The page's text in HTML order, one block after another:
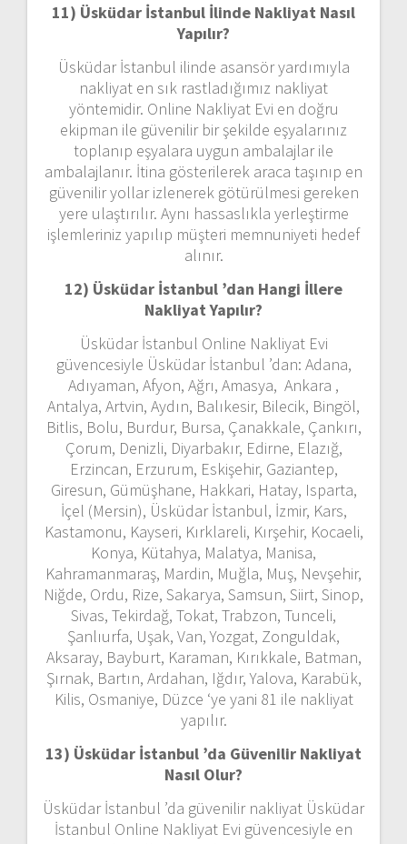
11) Üsküdar İstanbul İlinde Nakliyat Nasıl
Yapılır?
Üsküdar İstanbul ilinde asansör yardımıyla
nakliyat en sık rastladığımız nakliyat
yöntemidir. Online Nakliyat Evi en doğru
ekipman ile güvenilir bir şekilde eşyalarınız
toplanıp eşyalara uygun ambalajlar ile
ambalajlanır. İtina gösterilerek araca taşınıp en
güvenilir yollar izlenerek götürülmesi gereken
yere ulaştırılır. Aynı hassaslıkla yerleştirme
işlemleriniz yapılıp müşteri memnuniyeti hedef
alınır.
12) Üsküdar İstanbul ’dan Hangi İllere
Nakliyat Yapılır?
Üsküdar İstanbul Online Nakliyat Evi
güvencesiyle Üsküdar İstanbul ’dan: Adana,
Adıyaman, Afyon, Ağrı, Amasya, Ankara ,
Antalya, Artvin, Aydın, Balıkesir, Bilecik, Bingöl,
Bitlis, Bolu, Burdur, Bursa, Çanakkale, Çankırı,
Çorum, Denizli, Diyarbakır, Edirne, Elazığ,
Erzincan, Erzurum, Eskişehir, Gaziantep,
Giresun, Gümüşhane, Hakkari, Hatay, Isparta,
İçel (Mersin), Üsküdar İstanbul, İzmir, Kars,
Kastamonu, Kayseri, Kırklareli, Kırşehir, Kocaeli,
Konya, Kütahya, Malatya, Manisa,
Kahramanmaraş, Mardin, Muğla, Muş, Nevşehir,
Niğde, Ordu, Rize, Sakarya, Samsun, Siirt, Sinop,
Sivas, Tekirdağ, Tokat, Trabzon, Tunceli,
Şanlıurfa, Uşak, Van, Yozgat, Zonguldak,
Aksaray, Bayburt, Karaman, Kırıkkale, Batman,
Şırnak, Bartın, Ardahan, Iğdır, Yalova, Karabük,
Kilis, Osmaniye, Düzce ‘ye yani 81 ile nakliyat
yapılır.
13) Üsküdar İstanbul ’da Güvenilir Nakliyat
Nasıl Olur?
Üsküdar İstanbul ’da güvenilir nakliyat Üsküdar
İstanbul Online Nakliyat Evi güvencesiyle en